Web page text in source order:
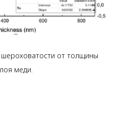
шероховатости от толщины
меди.